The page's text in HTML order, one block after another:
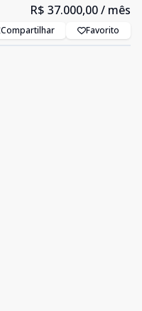
R$ 37.000,00/ mês
Compartilhar Favorito